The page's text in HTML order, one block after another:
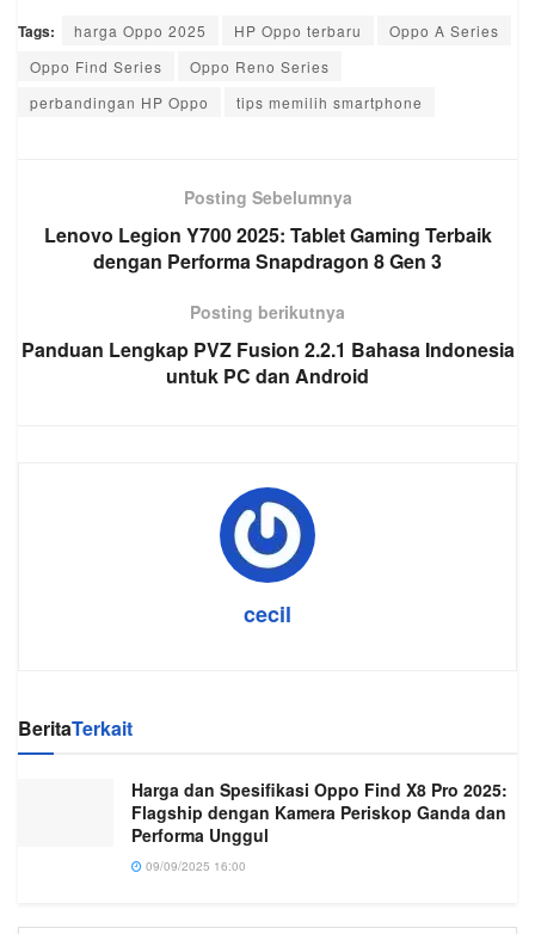
Tags: harga Oppo 2025 HP Oppo terbaru
Oppo A Series
Oppo Find Series
Oppo Reno Series
perbandingan HP Oppo
tips memilih smartphone
Posting Sebelumnya
Lenovo Legion Y700 2025: Tablet Gaming Terbaik
dengan Performa Snapdragon 8 Gen 3
Posting berikutnya
Panduan Lengkap PVZ Fusion 2.2.1 Bahasa Indonesia
untuk PC dan Android
cecil
BeritaTerkait
Harga dan Spesifikasi Oppo Find X8 Pro 2025:
Flagship dengan Kamera Periskop Ganda dan
Performa Unggul
09/09/2025 16:00